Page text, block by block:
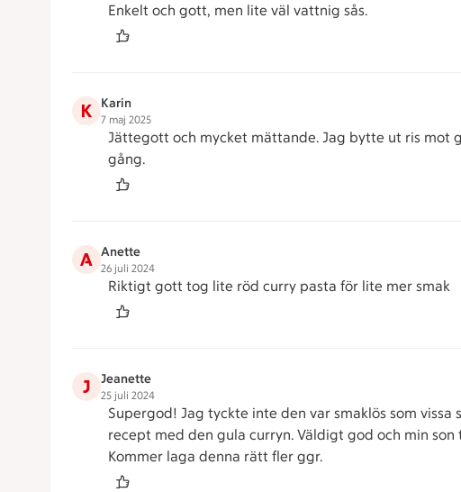
Enkelt och gott, men lite väl vattnig sås.
K Karin
7 maj 2025
Jättegott och mycket mättande. Jag bytte ut ris mot
gång.
A Anette
26 juli 2024
Riktigt gott tog lite röd curry pasta för lite mer smak
J Jeanette
25 juli 2024
Supergod! Jag tyckte inte den var smaklös som
recept med den gula curryn. Väldigt god och min
Kommer laga denna rätt fler ggr.